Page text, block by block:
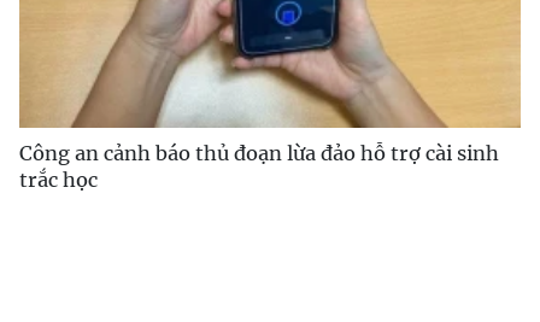
Công an cảnh báo thủ đoạn lừa đảo hỗ trợ cài sinh
trắc học